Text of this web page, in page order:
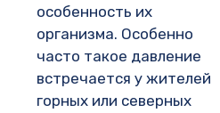
особенность их
организма. Особенно
часто такое давление
встречается у жителей
горных или северных